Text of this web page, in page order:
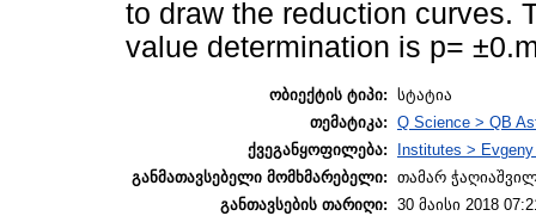
to draw the reduction curves.
value determination is p=
ობიექტის ტიპი: სტატია
თემატიკა: Q Science > QB
ქვეგანყოფილება:
Institutes >
განმათავსებელი მომხმარებელი: თამარ
განთავსების თარიღი: 30 მაისი 2018